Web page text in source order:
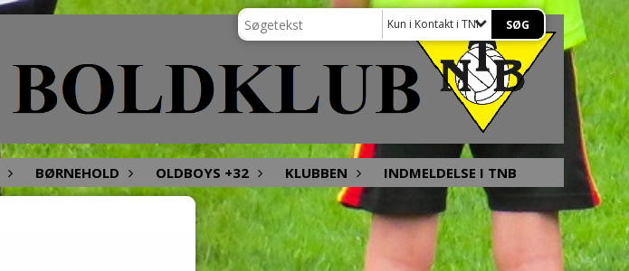
Kun i Kontakt i TNB
BØRNEHOLD OLDBOYS +32 KLUBBEN INDMELDELSE I TNB